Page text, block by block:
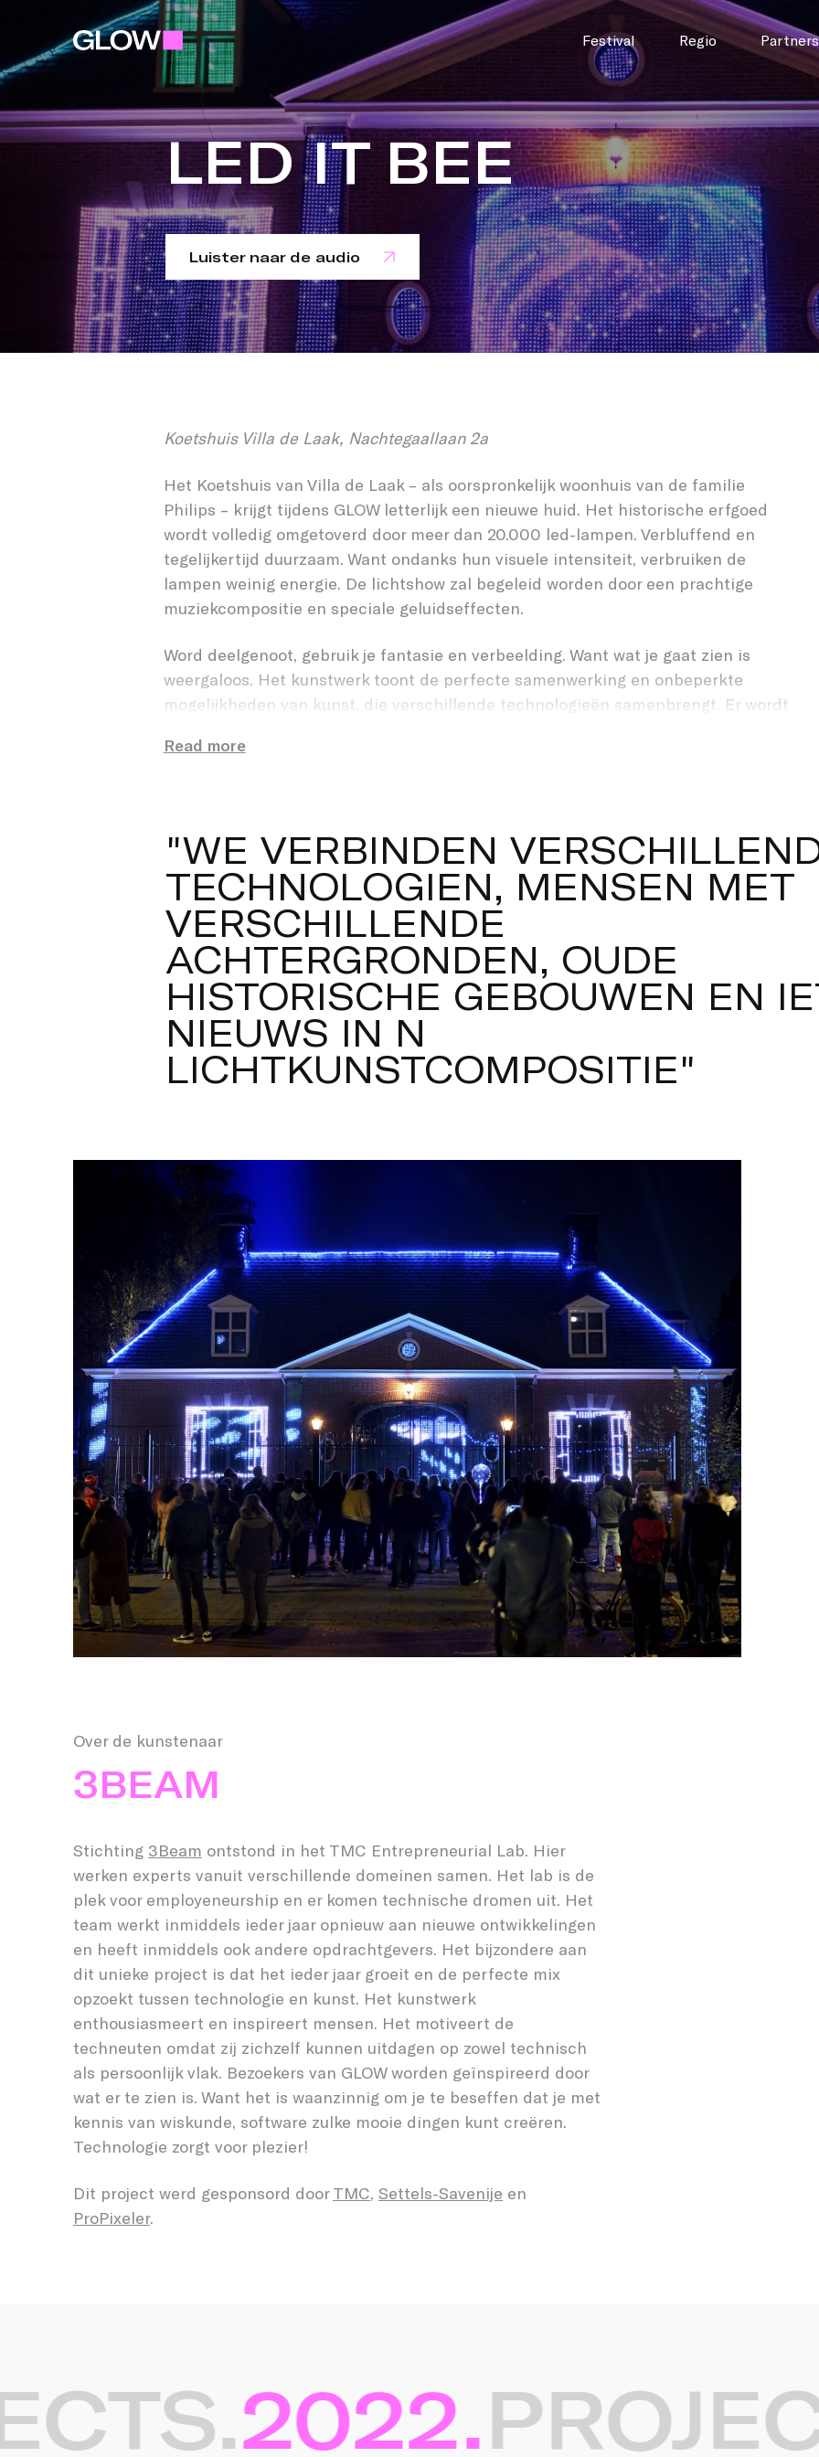
Festival Regio Partners
LED IT BEE
Luister naar de audio
LED IT BEE
Koetshuis Villa de Laak, Nachtegaallaan 2a
Het Koetshuis van Villa de Laak – als oorspronkelijk woonhuis van de familie
Philips – krijgt tijdens GLOW letterlijk een nieuwe huid. Het historische erfgoed
wordt volledig omgetoverd door meer dan 20.000 led-lampen. Verbluffend en
tegelijkertijd duurzaam. Want ondanks hun visuele intensiteit, verbruiken de
lampen weinig energie. De lichtshow zal begeleid worden door een prachtige
muziekcompositie en speciale geluidseffecten.
Word deelgenoot, gebruik je fantasie en verbeelding. Want wat je gaat zien is
weergaloos. Het kunstwerk toont de perfecte samenwerking en onbeperkte
mogelijkheden van kunst, die verschillende technologieën samenbrengt. Er wordt
gebouw. Allemaal verbonden in één lichtkunst compositie. Stichting 3Beam stond
muziekcompositie een uitdaging. Maar iedere creatie is uniek en komt stap voor
stap tot stand. Het team bleef creëren, leren en groeien. Met een
adembenemend en waanzinnig eindresultaat.
Read more
"WE VERBINDEN VERSCHILLEN
TECHNOLOGIEN, MENSEN MET
VERSCHILLENDE
ACHTERGRONDEN, OUDE
HISTORISCHE GEBOUWEN EN IE
NIEUWS IN N
LICHTKUNSTCOMPOSITIE"
Over de kunstenaar
3BEAM
Stichting 3Beam ontstond in het TMC Entrepreneurial Lab. Hier
werken experts vanuit verschillende domeinen samen. Het lab is de
plek voor employeneurship en er komen technische dromen uit. Het
team werkt inmiddels ieder jaar opnieuw aan nieuwe ontwikkelingen
en heeft inmiddels ook andere opdrachtgevers. Het bijzondere aan
dit unieke project is dat het ieder jaar groeit en de perfecte mix
opzoekt tussen technologie en kunst. Het kunstwerk
enthousiasmeert en inspireert mensen. Het motiveert de
techneuten omdat zij zichzelf kunnen uitdagen op zowel technisch
als persoonlijk vlak. Bezoekers van GLOW worden geïnspireerd door
wat er te zien is. Want het is waanzinnig om je te beseffen dat je met
kennis van wiskunde, software zulke mooie dingen kunt creëren.
Technologie zorgt voor plezier!
Dit project werd gesponsord doorTMC, Settels-Savenije en
ProPixeler.
2022.